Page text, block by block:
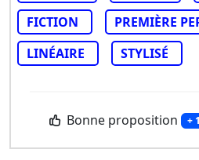
FICTION
PREMIÈRE
LINÉAIRE
STYLISÉ
Bonne proposition + 1